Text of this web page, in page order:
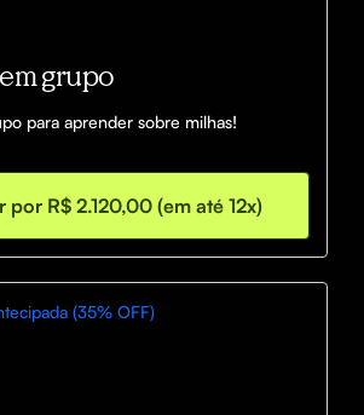
grupo
para aprender sobre milhas!
por R$ 2.120,00 (em até 12x)